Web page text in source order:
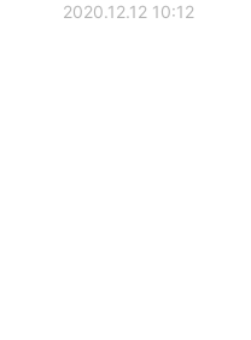
2020.12.12 10:12